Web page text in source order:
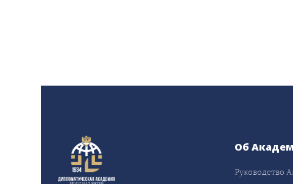
Об
Руководство